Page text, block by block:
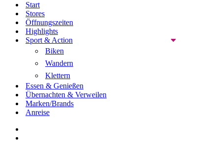
Start
Stores
Öffnungszeiten
Highlights
Sport & Action
Biken
Wandern
Klettern
Essen & Genießen
Übernachten & Verweilen
Marken/Brands
Anreise